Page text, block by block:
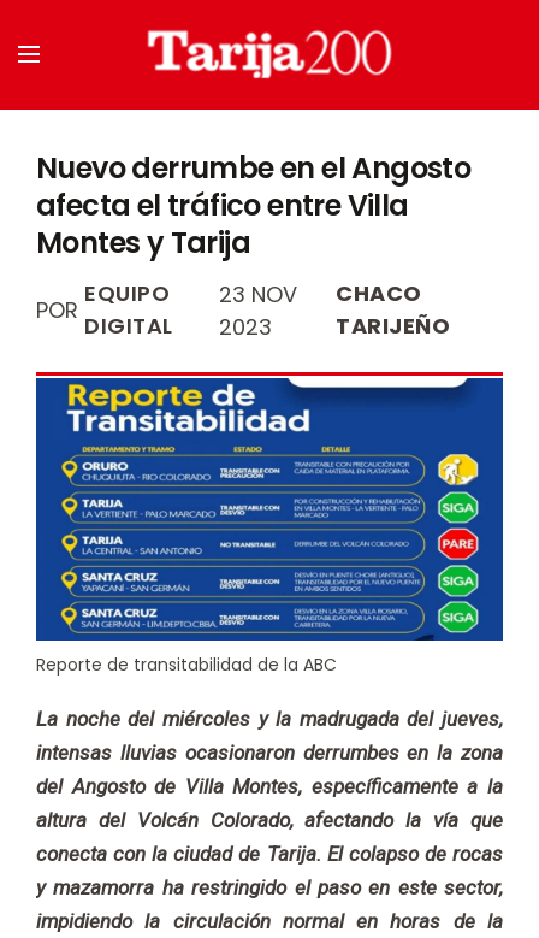
Nuevo derrumbe en el Angosto
afecta el tráfico entre Villa
Montes y Tarija
POR
EQUIPO
DIGITAL
23 NOV
2023
CHACO
TARIJEÑO
Reporte de transitabilidad de la ABC
La noche del miércoles y la madrugada del jueves,
intensas lluvias ocasionaron derrumbes en la zona
del Angosto de Villa Montes, específicamente a la
altura del Volcán Colorado, afectando la vía que
conecta con la ciudad de Tarija. El colapso de rocas
y mazamorra ha restringido el paso en este sector,
impidiendo la circulación normal en horas de la